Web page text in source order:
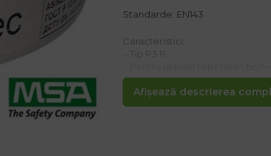
Afișează descrierea
Standarde: EN143
Caracteristici:
– Tip P3 R
microorganismelor, de exemplu
– Tehnologia PlexTec cu o
– Poate fi depozitat timp de 10